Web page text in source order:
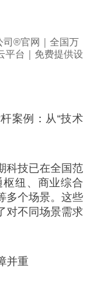
案例：从“技术
科技已在全国范
纽、商业综合
多个场景。这些
对不同场景需求
并重